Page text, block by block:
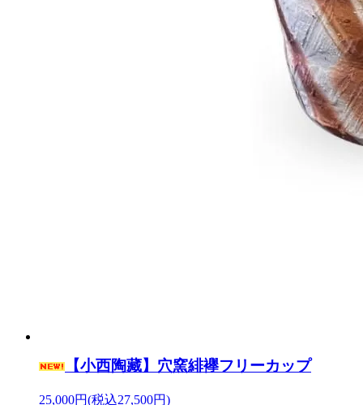
【小西陶藏】穴窯緋襷フリーカップ
25,000円(税込27,500円)